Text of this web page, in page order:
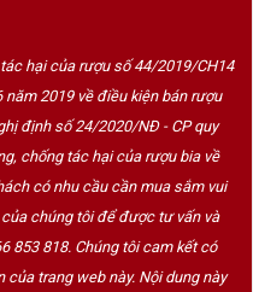
hại của rượu số 44/2019/CH14
năm 2019 về điều kiện bán rượu
định số 24/2020/NĐ - CP quy
chống tác hại của rượu bia về
có nhu cầu cần mua sắm vui
chúng tôi để được tư vấn và
853 818. Chúng tôi cam kết có
trang web này. Nội dung này